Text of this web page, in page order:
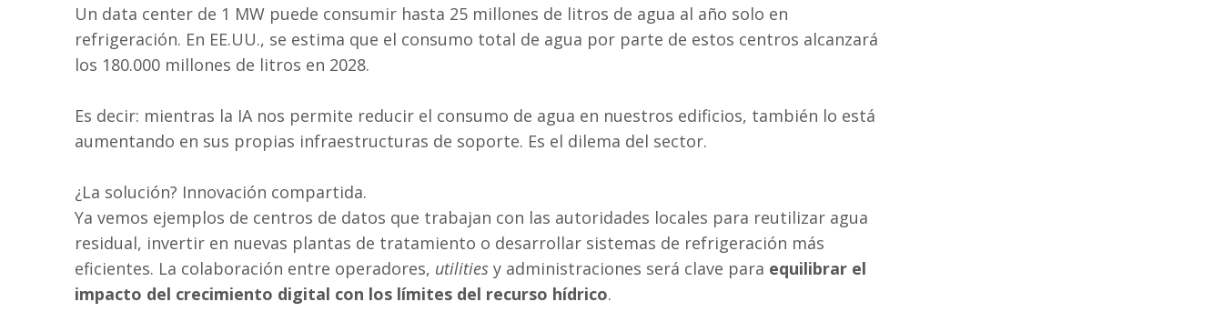
Un data center de 1 MW puede consumir hasta 25 millones de litros de agua al año solo en
refrigeración. En EE.UU., se estima que el consumo total de agua por parte de estos centros alcanzará
los 180.000 millones de litros en 2028.
Es decir: mientras la IA nos permite reducir el consumo de agua en nuestros edificios, también lo está
aumentando en sus propias infraestructuras de soporte. Es el dilema del sector.
¿La solución? Innovación compartida.
Ya vemos ejemplos de centros de datos que trabajan con las autoridades locales para reutilizar agua
residual, invertir en nuevas plantas de tratamiento o desarrollar sistemas de refrigeración más
eficientes. La colaboración entre operadores, utilities y administraciones será clave para equilibrar el
impacto del crecimiento digital con los límites del recurso hídrico.